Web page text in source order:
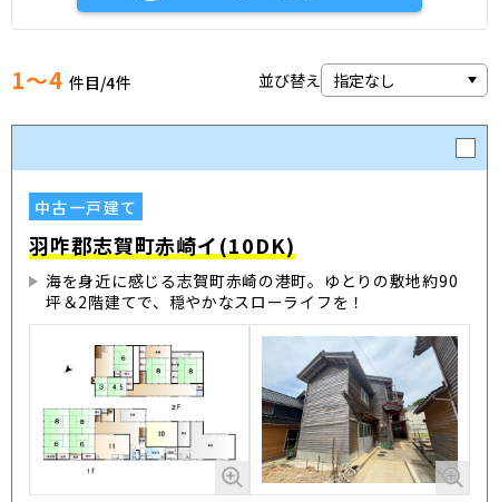
1～4 件目/4件 並び替え
中古一戸建て
羽咋郡志賀町赤崎イ(10DK)
海を身近に感じる志賀町赤崎の港町。ゆとりの敷地約90
坪＆2階建てで、穏やかなスローライフを！